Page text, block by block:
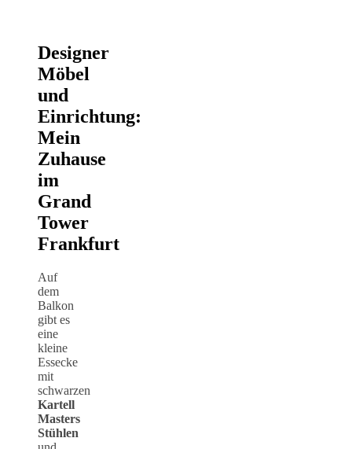
Designer
Möbel
und
Einrichtung:
Mein
Zuhause
im
Grand
Tower
Frankfurt
Auf
dem
Balkon
gibt es
eine
kleine
Essecke
mit
schwarzen
Kartell
Masters
Stühlen